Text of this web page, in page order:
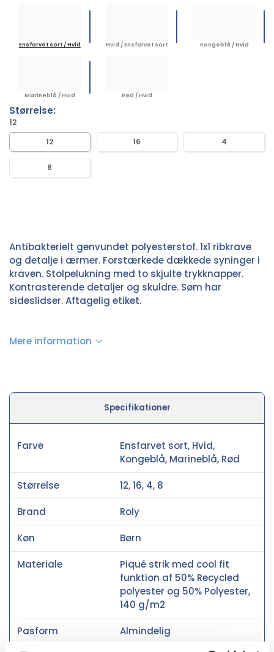
Ensfarvet sort / Hvid Hvid / Ensfarvet sort Kongeblå / Hvid
Marineblå / Hvid Rød / Hvid
Størrelse:
12
12
16 4
8
Antibakterielt genvundet polyesterstof. 1x1 ribkrave
og detalje i ærmer. Forstærkede dækkede syninger i
kraven. Stolpelukning med to skjulte trykknapper.
Kontrasterende detaljer og skuldre. Søm har
sideslidser. Aftagelig etiket.
Mere information
Specifikationer
Farve
Ensfarvet sort, Hvid,
Kongeblå, Marineblå, Rød
Størrelse 12, 16, 4, 8
Brand Roly
Køn Børn
Materiale
Piqué strik med cool fit
funktion af 50% Recycled
polyester og 50% Polyester,
140 g/m2
Pasform Almindelig